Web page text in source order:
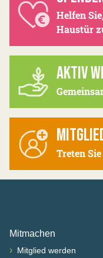
Helfen
Haustür
AKTIV
Treten
Mitmachen
› Mitglied werden